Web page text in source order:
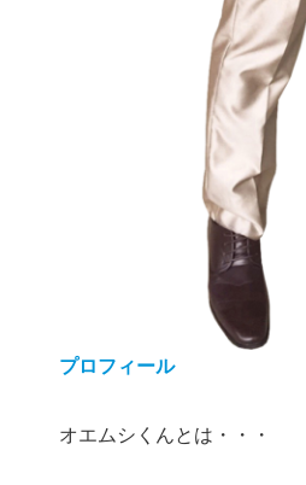
プロフィール
オエムシくんとは・・・